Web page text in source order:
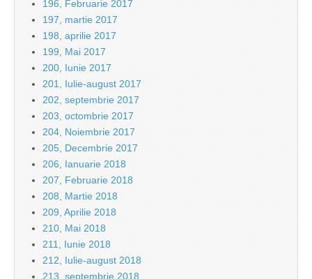
196, Februarie 2017
197, martie 2017
198, aprilie 2017
199, Mai 2017
200, Iunie 2017
201, Iulie-august 2017
202, septembrie 2017
203, octombrie 2017
204, Noiembrie 2017
205, Decembrie 2017
206, Ianuarie 2018
207, Februarie 2018
208, Martie 2018
209, Aprilie 2018
210, Mai 2018
211, Iunie 2018
212, Iulie-august 2018
213, septembrie 2018